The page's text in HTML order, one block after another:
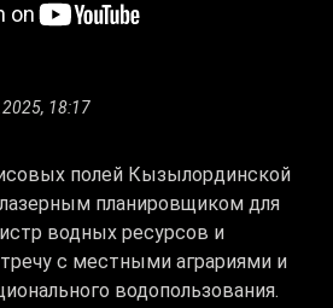
18:17
полей Кызылординской
планировщиком для
водных ресурсов и
с местными аграриями и
водопользования.